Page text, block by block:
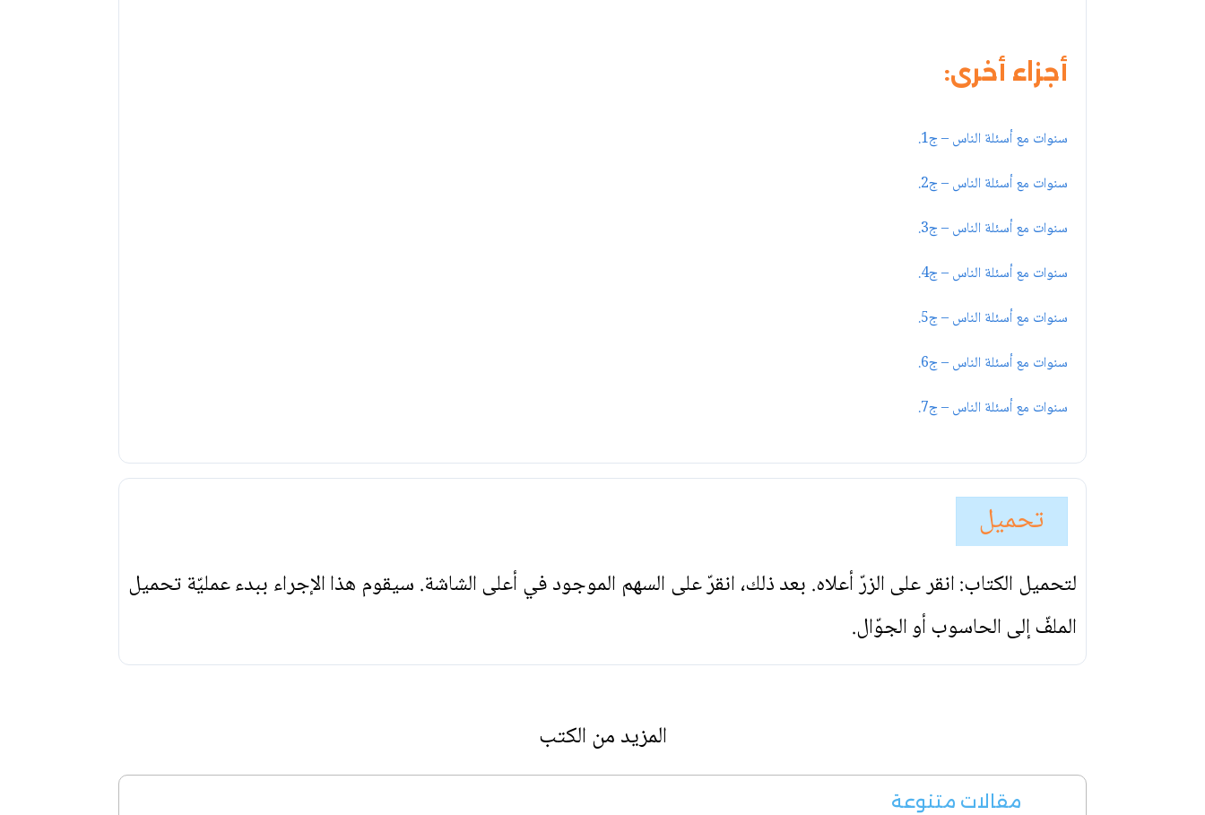
أجزاء أخرى:
سنوات مع أسئلة الناس – ج1.
سنوات مع أسئلة الناس – ج2.
سنوات مع أسئلة الناس – ج3.
سنوات مع أسئلة الناس – ج4.
سنوات مع أسئلة الناس – ج5.
سنوات مع أسئلة الناس – ج6.
سنوات مع أسئلة الناس – ج7.
تحميل
لتحميل الكتاب: انقر على الزرّ أعلاه. بعد ذلك، انقرّ على السهم الموجود في أعلى الشاشة. سيقوم هذا الإجراء ببدء عمليّة تحميل
الملفّ إلى الحاسوب أو الجوّال.
المزيد من الكتب
مقالات متنوعة